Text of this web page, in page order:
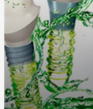
Жетоны для солдат:
Длинный или
идеальную модель?
Как выбрать
кальяна?
Греющий кабель для
обледенения и